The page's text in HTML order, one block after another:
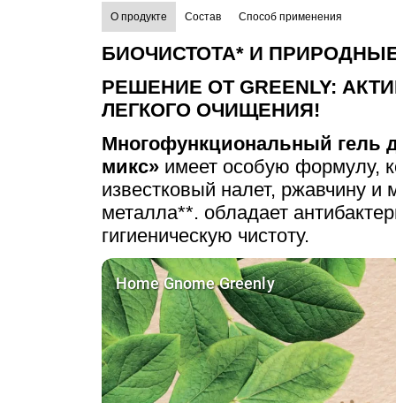
О продукте Состав Способ применения
БИОЧИСТОТА* И
РЕШЕНИЕ ОТ GREENLY:
ЛЕГКОГО ОЧИЩЕНИЯ!
Многофункциональный гель
микс» имеет особую формулу,
известковый налет, ржавчину
металла**. обладает
гигиеническую чистоту.